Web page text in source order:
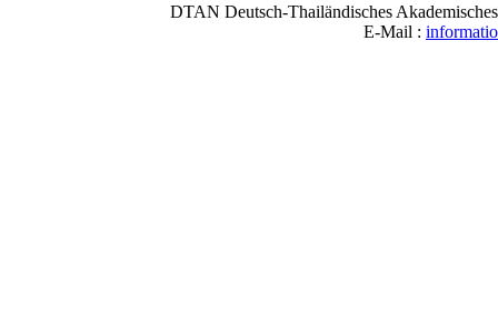
DTAN Deutsch-Thailändisches
E-Mail :